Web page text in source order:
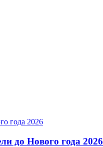
до Нового года 2026